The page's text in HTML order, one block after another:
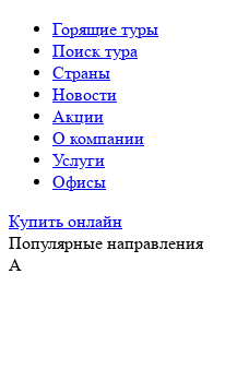
Горящие туры
Поиск тура
Страны
Новости
Акции
О компании
Услуги
Офисы
Купить онлайн
Популярные направления
А